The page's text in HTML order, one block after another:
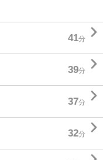
41分 
39分 
37分 
32分 